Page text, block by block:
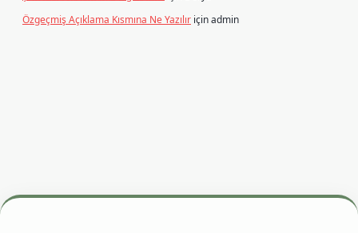
Özgeçmiş Açıklama Kısmına Ne Yazılır içinadmin
betexper.xyzm elexbet